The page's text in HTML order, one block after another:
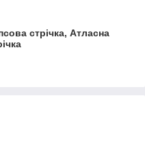
стрічка, Атласна